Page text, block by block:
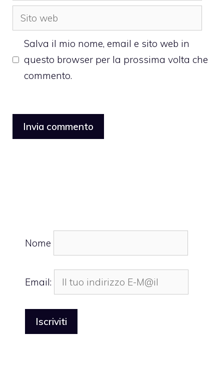
Sito
web
Salva il mio nome, email e sito web in
questo browser per la prossima volta che
commento.
Nome
Email: